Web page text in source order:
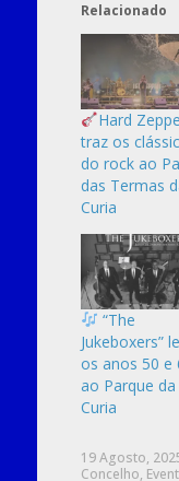
Relacionado
Hard
traz os
do rock ao
das Termas
Curia
“The
Jukeboxers”
os anos 50 e
ao Parque da
Curia
19 Agosto,
Concelho,